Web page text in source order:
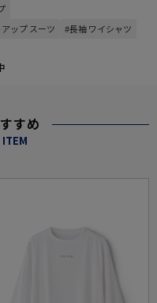
ップ スーツ
#長袖 ワイシャツ
すめ
ITEM